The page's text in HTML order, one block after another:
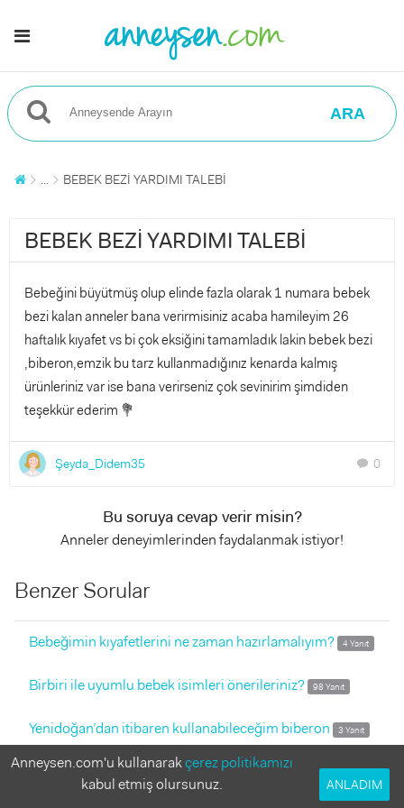
ARA
... BEBEK BEZİ YARDIMI TALEBİ
BEBEK BEZİ YARDIMI TALEBİ
Bebeğini büyütmüş olup elinde fazla olarak 1 numara bebek
bezi kalan anneler bana verirmisiniz acaba hamileyim 26
haftalık kıyafet vs bi çok eksiğini tamamladık lakin bebek bezi
,biberon,emzik bu tarz kullanmadığınız kenarda kalmış
ürünleriniz var ise bana verirseniz çok sevinirim şimdiden
teşekkür ederim 💐
Şeyda_Didem35 chat 0
Bu soruya cevap verir misin?
Anneler deneyimlerinden faydalanmak istiyor!
Benzer Sorular
Bebeğimin kıyafetlerini ne zaman hazırlamalıyım? 4 Yanıt
Birbiri ile uyumlu bebek isimleri önerileriniz? 98 Yanıt
Yenidoğan’dan itibaren kullanabileceğim biberon 3 Yanıt
Kağan isminin yanına yakışan isim önerisi alabilir miyim?
Anneysen.com'u kullanarakçerez politikamızı
kabul etmiş olursunuz.
ANLADIM